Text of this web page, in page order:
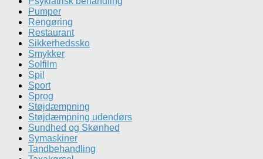
Pumper
Rengøring
Restaurant
Sikkerhedssko
Smykker
Solfilm
Spil
Sport
Sprog
Støjdæmpning
Støjdæmpning udendørs
Sundhed og Skønhed
Symaskiner
Tandbehandling